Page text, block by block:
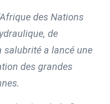
des Nations
de
salubrité a lancé une
des grandes